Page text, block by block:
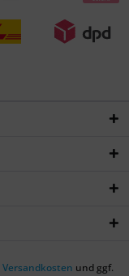
Versandkosten und ggf.